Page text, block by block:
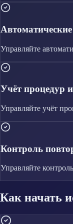
Управляйте
Учёт процедур
Управляйте учёт
Контроль
Управляйте
Как начать